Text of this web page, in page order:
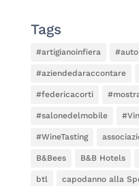
Tags
#artigianoinfiera #auto
#aziendedaraccontare
#federicacorti
#salonedelmobile
#WineTasting
B&Bees B&B Hotels
btl capodanno alla